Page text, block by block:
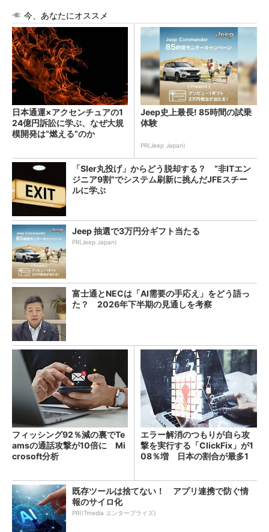
今、あなたにオススメ
日本通運×アクセンチュアの1
24億円訴訟に学ぶ、なぜ大規
模開発は“燃える”のか
Jeep史上最長! 85時間の試乗
体験
PR(Jeep Japan)
「SIer丸投げ」からどう脱却する？ “非ITエン
ジニア9割”でシステム刷新に挑んだJFEスチー
ルに学ぶ
Jeep 抽選で3万円分ギフト当たる
PR(Jeep Japan)
富士通とNECは「AI需要の手応え」をどう語っ
た？ 2026年下半期の見通しを考察
フィッシング92％減の裏でTe
amsの通話攻撃が10倍に Mi
crosoft分析
エラー解消のつもりが自ら攻
撃を実行する「ClickFix」が1
08％増 日本の割合が最多1
既存ツールは捨てない！ アプリ連携で防ぐ情
報のサイロ化
PR(ITmedia エンタープライズ)